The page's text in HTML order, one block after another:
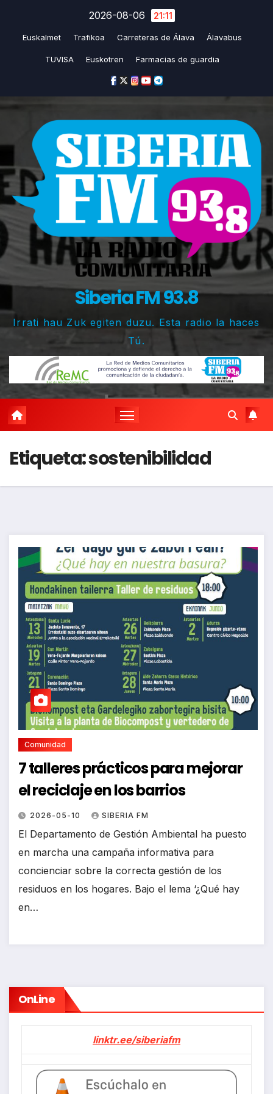
2026-08-06 21:11
Euskalmet Trafikoa Carreteras de Álava Álavabus
TUVISA Euskotren Farmacias de guardia
Siberia FM 93.8
Irrati hau Zuk egiten duzu. Esta radio la haces
Tú.
Etiqueta:sostenibilidad
Comunidad
7 talleres prácticos para mejorar
el reciclaje en los barrios
2026-05-10 SIBERIA FM
El Departamento de Gestión Ambiental ha puesto
en marcha una campaña informativa para
concienciar sobre la correcta gestión de los
residuos en los hogares. Bajo el lema ‘¿Qué hay
en…
OnLine
linktr.ee/siberiafm